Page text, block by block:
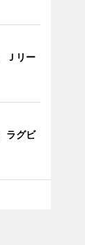
Ｊリー
ラグビ